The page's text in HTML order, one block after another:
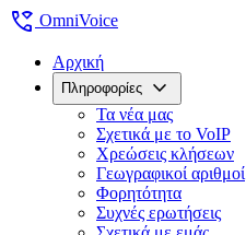
wifi_calling OmniVoice
Αρχική
Πληροφορίες expand_more
Τα νέα μας
Σχετικά με το VoIP
Χρεώσεις κλήσεων
Γεωγραφικοί αριθμοί
Φορητότητα
Συχνές ερωτήσεις